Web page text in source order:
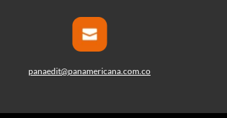
panaedit@panamericana.com.co